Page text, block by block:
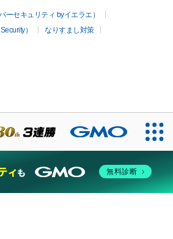
ーセキュリティ byイエラエ）
）
なりすまし対策
無料診断